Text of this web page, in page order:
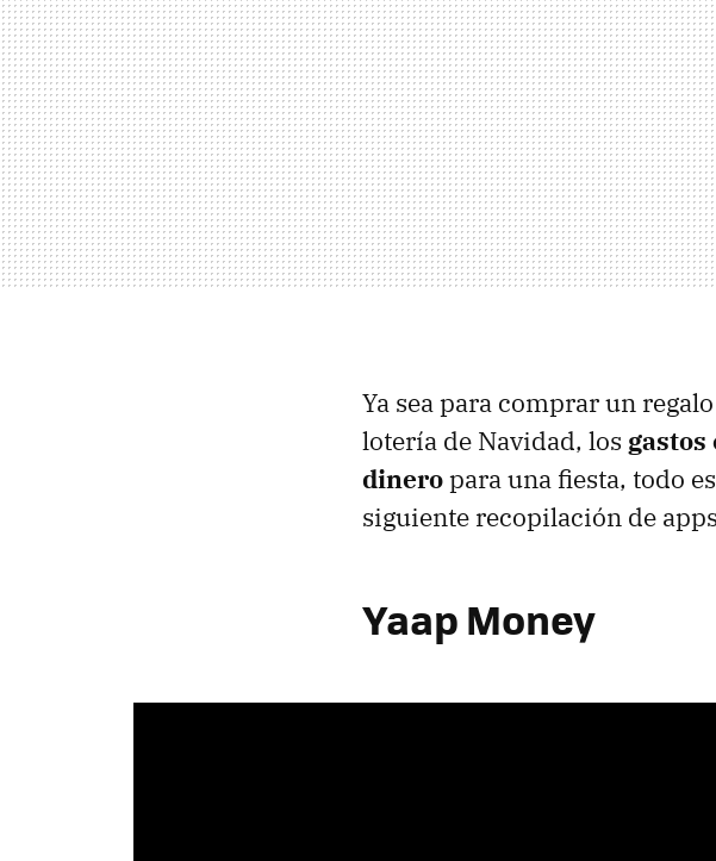
Ya sea para comprar un
lotería de Navidad, los gastos
dineropara una fiesta, todo
siguiente recopilación de
Yaap Money